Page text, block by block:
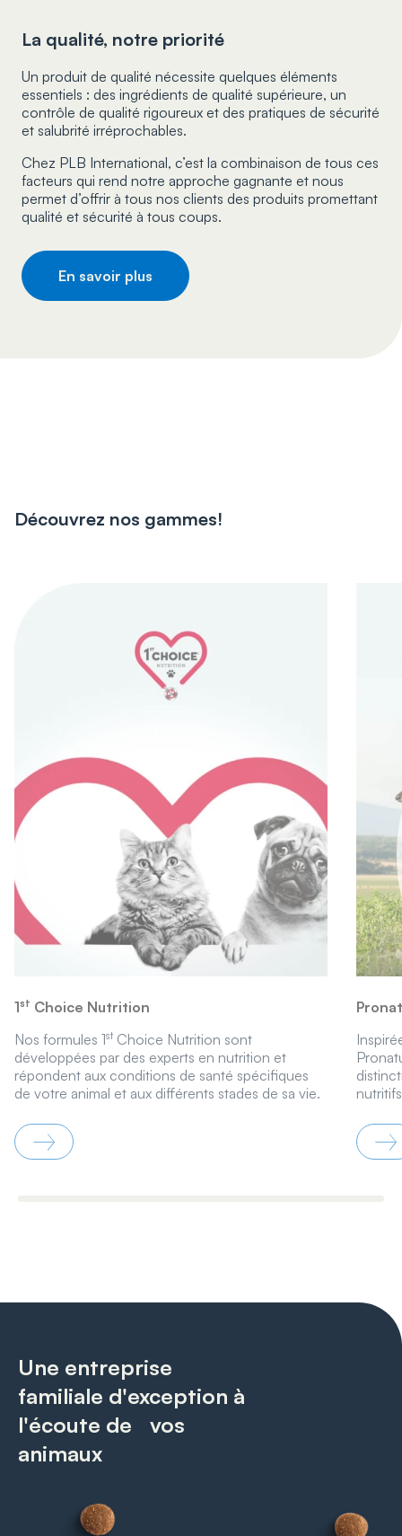
La qualité, notre priorité
Un produit de qualité nécessite quelques éléments
essentiels : des ingrédients de qualité supérieure, un
contrôle de qualité rigoureux et des pratiques de sécurité
et salubrité irréprochables.
Chez PLB International, c’est la combinaison de tous ces
facteurs qui rend notre approche gagnante et nous
permet d’offrir à tous nos clients des produits promettant
qualité et sécurité à tous coups.
En savoir plus
Découvrez nos gammes!
1st Choice Nutrition
Nos formules 1st Choice Nutrition sont
développées par des experts en nutrition et
répondent aux conditions de santé spécifiques
de votre animal et aux différents stades de sa vie.
Une entreprise
familiale d'exception à
l'écoute de vos
animaux